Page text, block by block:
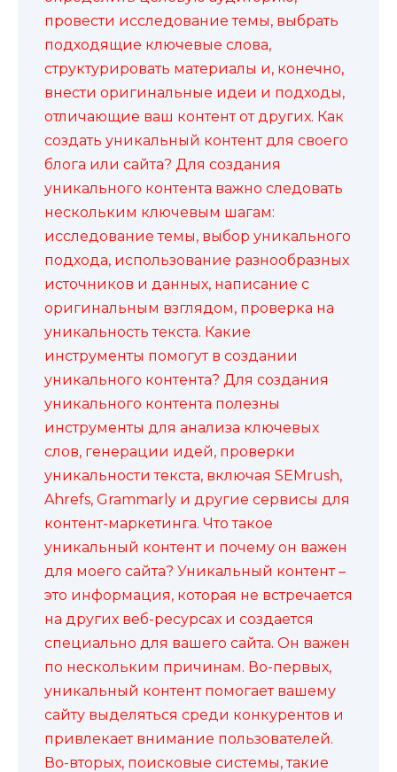
провести исследование темы, выбрать
подходящие ключевые слова,
структурировать материалы и, конечно,
внести оригинальные идеи и подходы,
отличающие ваш контент от других. Как
создать уникальный контент для своего
блога или сайта? Для создания
уникального контента важно следовать
нескольким ключевым шагам:
исследование темы, выбор уникального
подхода, использование разнообразных
источников и данных, написание с
оригинальным взглядом, проверка на
уникальность текста. Какие
инструменты помогут в создании
уникального контента? Для создания
уникального контента полезны
инструменты для анализа ключевых
слов, генерации идей, проверки
уникальности текста, включая SEMrush,
Ahrefs, Grammarly и другие сервисы для
контент-маркетинга. Что такое
уникальный контент и почему он важен
для моего сайта? Уникальный контент –
это информация, которая не встречается
на других веб-ресурсах и создается
специально для вашего сайта. Он важен
по нескольким причинам. Во-первых,
уникальный контент помогает вашему
сайту выделяться среди конкурентов и
привлекает внимание пользователей.
Во-вторых, поисковые системы, такие